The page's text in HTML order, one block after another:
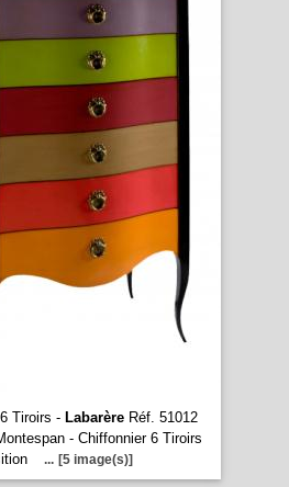
Tiroirs - LabarèreRéf. 51012
- Chiffonnier 6 Tiroirs
... [5 image(s)]